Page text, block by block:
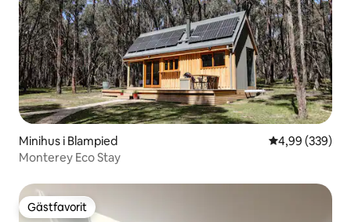
Minihus i Blampied 4,99 av 5 i
4,99 (339)
Monterey Eco Stay
Gästfavorit
Gästfavorit